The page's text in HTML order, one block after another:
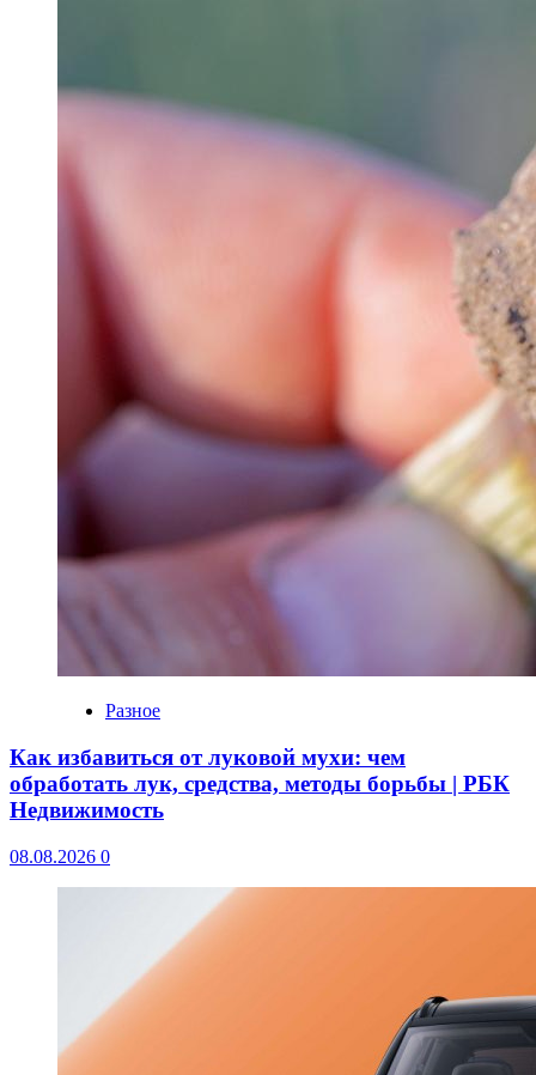
Разное
Как избавиться от луковой мухи: чем
обработать лук, средства, методы борьбы | РБК
Недвижимость
08.08.2026 0